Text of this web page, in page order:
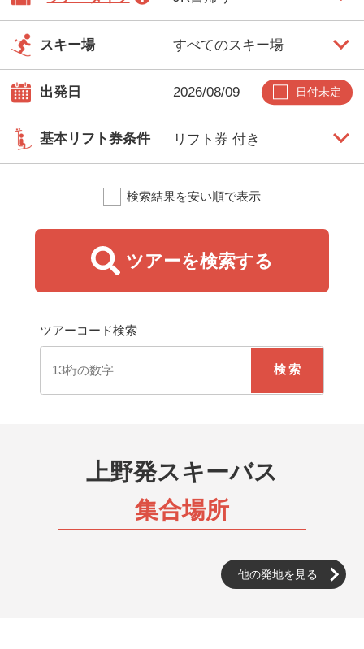
スキー場
出発日 日付未定
基本リフト券条件
検索結果を安い順で表示
ツアーを検索する
ツアーコード検索
検索
上野発スキーバス
集合場所
他の発地を見る